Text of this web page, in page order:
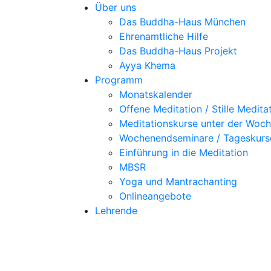
Über uns
Das Buddha-Haus München
Ehrenamtliche Hilfe
Das Buddha-Haus Projekt
Ayya Khema
Programm
Monatskalender
Offene Meditation / Stille
Meditationskurse unter der
Wochenendseminare /
Einführung in die Meditation
MBSR
Yoga und Mantrachanting
Onlineangebote
Lehrende